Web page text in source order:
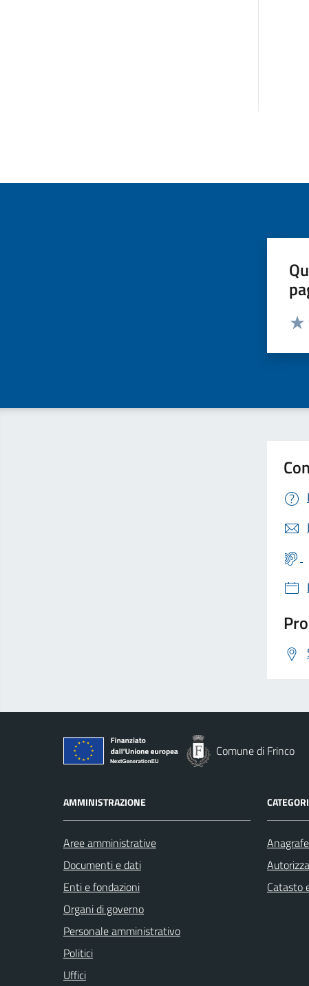
Comune di Frinco
AMMINISTRAZIONE
Aree amministrative
Documenti e dati
Enti e fondazioni
Organi di governo
Personale amministrativo
Politici
Uffici
Catasto